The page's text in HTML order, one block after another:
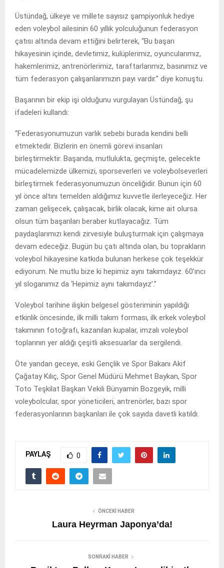
Üstündağ, ülkeye ve millete sayısız şampiyonluk hediye
eden voleybol ailesinin 60 yıllık yolculuğunun federasyon
çatısı altında devam ettiğini belirterek, “Bu başarı
hikayesinin içinde, devletimiz, kulüplerimiz, oyuncularımız,
hakemlerimiz, antrenörlerimiz, taraftarlarımız, basınımız ve
tüm federasyon çalışanlarımızın payı vardır.” diye konuştu.
Başarının bir ekip işi olduğunu vurgulayan Üstündağ, şu
ifadeleri kullandı:
“Federasyonumuzun varlık sebebi burada kendini belli
etmektedir. Bizlerin en önemli görevi insanları
birleştirmektir. Başarıda, mutlulukta, geçmişte, gelecekte
mücadelemizde ülkemizi, sporseverleri ve voleybolseverleri
birleştirmek federasyonumuzun önceliğidir. Bunun için 60
yıl önce altını temelden aldığımız kuvvetle ilerleyeceğiz. Her
zaman gelişecek, çalışacak, birlik olacak, kime ait olursa
olsun tüm başarıları beraber kutlayacağız. Tüm
paydaşlarımızı kendi zirvesiyle buluşturmak için çalışmaya
devam edeceğiz. Bugün bu çatı altında olan, bu toprakların
voleybol hikayesine katkıda bulunan herkese çok teşekkür
ediyorum. Ne mutlu bize ki hepimiz aynı takımdayız. 60’ıncı
yıl sloganımız da ‘Hepimiz aynı takımdayız’.”
Voleybol tarihine ilişkin belgesel gösteriminin yapıldığı
etkinlik öncesinde, ilk milli takım forması, ilk erkek voleybol
takımının fotoğrafı, kazanılan kupalar, imzalı voleybol
toplarının yer aldığı çeşitli aksesuarlar da sergilendi.
Öte yandan geceye, eski Gençlik ve Spor Bakanı Akif
Çağatay Kılıç, Spor Genel Müdürü Mehmet Baykan, Spor
Toto Teşkilat Başkan Vekili Bünyamin Bozgeyik, milli
voleybolcular, spor yöneticileri, antrenörler, bazı spor
federasyonlarının başkanları ile çok sayıda davetli katıldı.
PAYLAŞ 0
ÖNCEKI HABER
Laura Heyrman Japonya’da!
SONRAKI HABER